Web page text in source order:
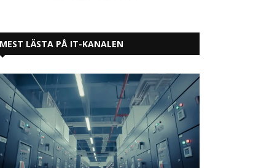
MEST LÄSTA PÅ IT-KANALEN